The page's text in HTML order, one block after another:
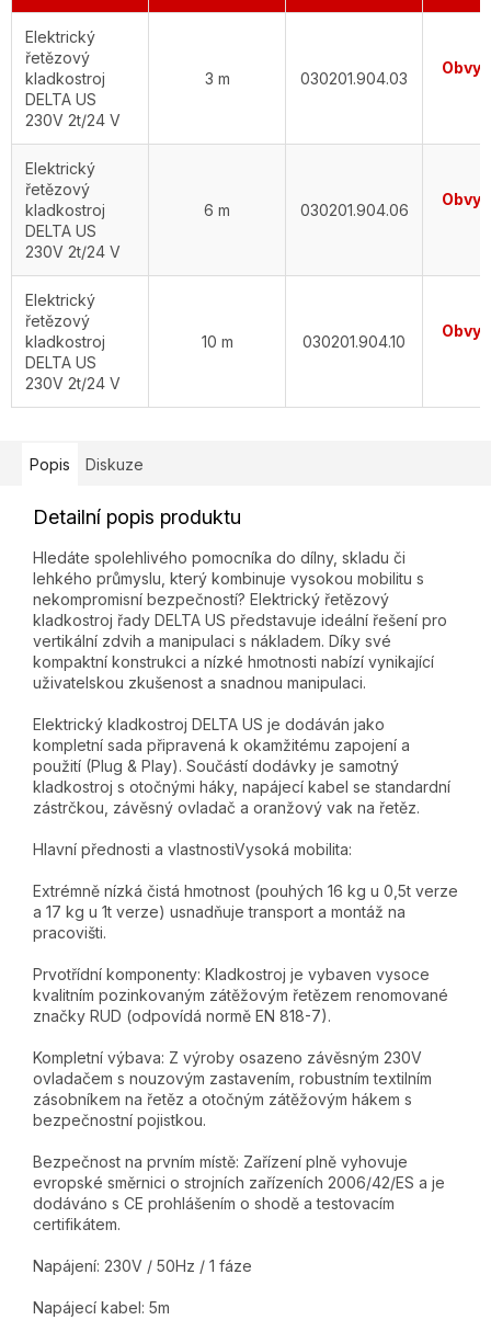
Elektrický
řetězový
kladkostroj
DELTA US
230V 2t/24 V
3 m 030201.904.03
Elektrický
řetězový
kladkostroj
DELTA US
230V 2t/24 V
6 m 030201.904.06
Elektrický
řetězový
kladkostroj
DELTA US
230V 2t/24 V
10 m 030201.904.10
Popis Diskuze
Detailní popis produktu
Hledáte spolehlivého pomocníka do dílny, skladu či
lehkého průmyslu, který kombinuje vysokou mobilitu s
nekompromisní bezpečností? Elektrický řetězový
kladkostroj řady DELTA US představuje ideální řešení pro
vertikální zdvih a manipulaci s nákladem. Díky své
kompaktní konstrukci a nízké hmotnosti nabízí vynikající
uživatelskou zkušenost a snadnou manipulaci.
Elektrický kladkostroj DELTA US je dodáván jako
kompletní sada připravená k okamžitému zapojení a
použití (Plug & Play). Součástí dodávky je samotný
kladkostroj s otočnými háky, napájecí kabel se standardní
zástrčkou, závěsný ovladač a oranžový vak na řetěz.
Hlavní přednosti a vlastnostiVysoká mobilita:
Extrémně nízká čistá hmotnost (pouhých 16 kg u 0,5t verze
a 17 kg u 1t verze) usnadňuje transport a montáž na
pracovišti.
Prvotřídní komponenty: Kladkostroj je vybaven vysoce
kvalitním pozinkovaným zátěžovým řetězem renomované
značky RUD (odpovídá normě EN 818-7).
Kompletní výbava: Z výroby osazeno závěsným 230V
ovladačem s nouzovým zastavením, robustním textilním
zásobníkem na řetěz a otočným zátěžovým hákem s
bezpečnostní pojistkou.
Bezpečnost na prvním místě: Zařízení plně vyhovuje
evropské směrnici o strojních zařízeních 2006/42/ES a je
dodáváno s CE prohlášením o shodě a testovacím
certifikátem.
Napájení: 230V / 50Hz / 1 fáze
Napájecí kabel: 5m